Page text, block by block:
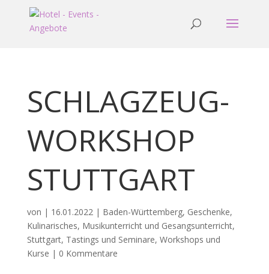
SCHLAGZEUG-
WORKSHOP
STUTTGART
von | 16.01.2022| Baden-Württemberg, Geschenke,
Kulinarisches, Musikunterricht und Gesangsunterricht,
Stuttgart, Tastings und Seminare, Workshops und
Kurse | 0 Kommentare